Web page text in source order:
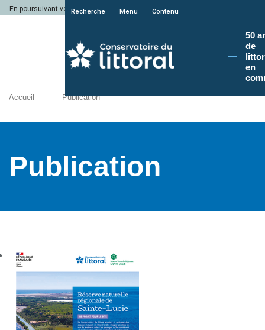
En poursuivant votre navigation sur le site du Conservatoire du littoral, vous
Recherche Menu Contenu
50
de
en
Accueil Publication
Publication